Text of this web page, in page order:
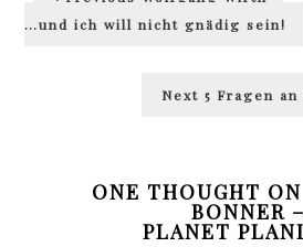
…und ich will nicht gnädig sein!
Next Next
5 Fragen
ONE THOUGHT
BONNER –
PLANET